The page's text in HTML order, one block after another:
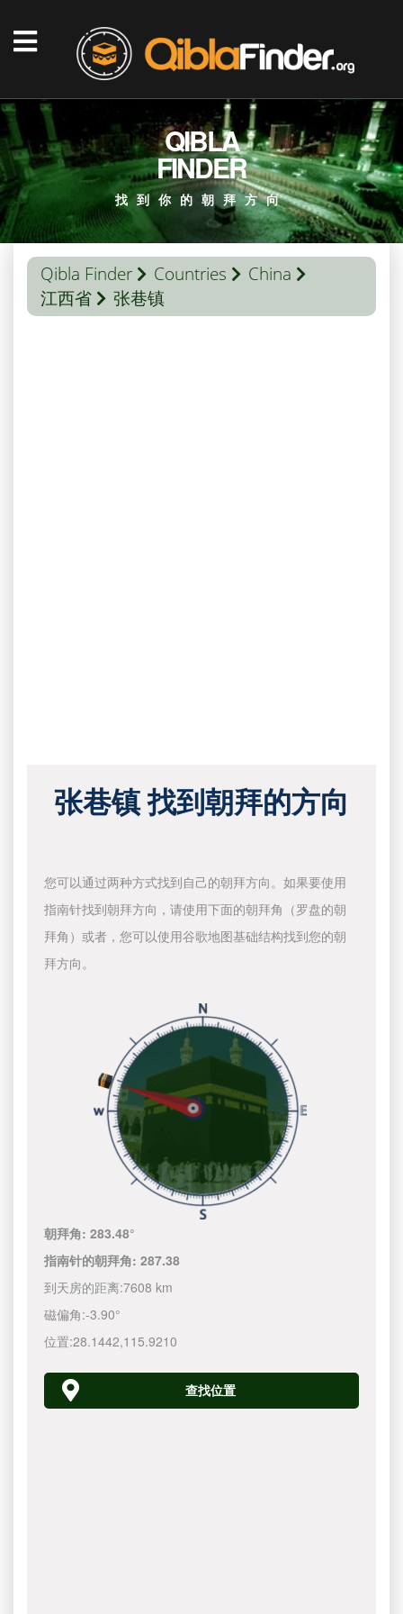
QIBLA
FINDER
找到你的朝拜方向
Qibla Finder Countries
China
江西省
张巷镇
张巷镇 找到朝拜的方向
您可以通过两种方式找到自己的朝拜方向。如果要使用
指南针找到朝拜方向，请使用下面的朝拜角（罗盘的朝
拜角）或者，您可以使用谷歌地图基础结构找到您的朝
拜方向。
朝拜角:283.48°
指南针的朝拜角:287.38
到天房的距离:7608 km
磁偏角:-3.90°
位置:28.1442,115.9210
查找位置